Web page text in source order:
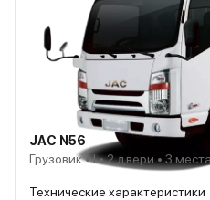
JAC N56
Грузовик • I • 2 двери • 3 места
Технические характеристики